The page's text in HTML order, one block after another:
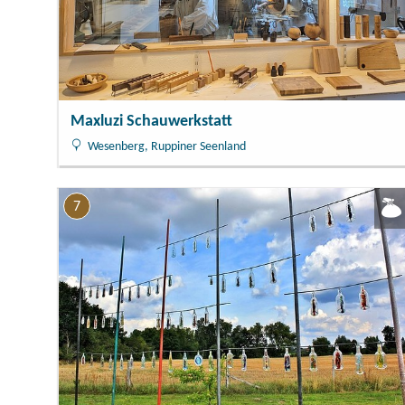
Maxluzi Schauwerkstatt
Wesenberg, Ruppiner Seenland
7